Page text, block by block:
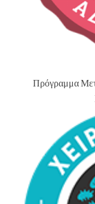
Πρόγραμμα